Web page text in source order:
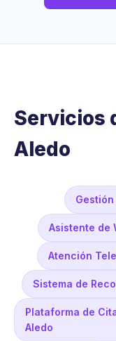
Servicios
Aledo
Asistente de
Atención
Sistema de
Plataforma de
Aledo